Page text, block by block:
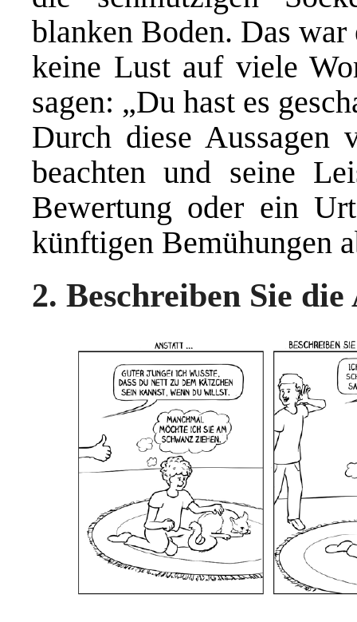
blanken Boden. Das
keine Lust auf viele
sagen: „Du hast es
Durch diese Aussagen
beachten und seine
Bewertung oder ein
künftigen Bemühungen
2. Beschreiben Sie